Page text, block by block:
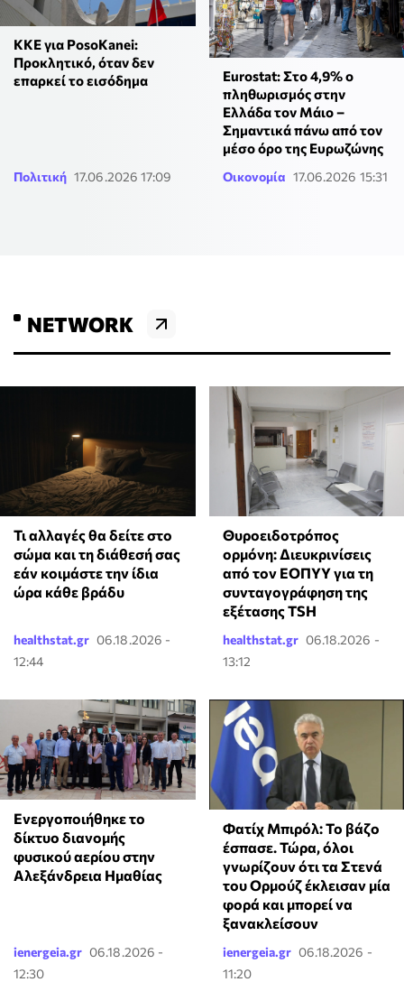
ΚΚΕ για PosoKanei:
Προκλητικό, όταν δεν
επαρκεί το εισόδημα
Πολιτική 17.06.2026 17:09
Eurostat: Στο 4,9% ο
πληθωρισμός στην
Ελλάδα τον Μάιο –
Σημαντικά πάνω από τον
μέσο όρο της Ευρωζώνης
Οικονομία 17.06.2026 15:31
NETWORK
Τι αλλαγές θα δείτε στο
σώμα και τη διάθεσή σας
εάν κοιμάστε την ίδια
ώρα κάθε βράδυ
healthstat.gr 06.18.2026 -
12:44
Θυροειδοτρόπος
ορμόνη: Διευκρινίσεις
από τον ΕΟΠΥΥ για τη
συνταγογράφηση της
εξέτασης TSH
healthstat.gr 06.18.2026 -
13:12
Ενεργοποιήθηκε το
δίκτυο διανομής
φυσικού αερίου στην
Αλεξάνδρεια Ημαθίας
ienergeia.gr 06.18.2026 -
12:30
Φατίχ Μπιρόλ: Το βάζο
έσπασε. Τώρα, όλοι
γνωρίζουν ότι τα Στενά
του Ορμούζ έκλεισαν μία
φορά και μπορεί να
ξανακλείσουν
ienergeia.gr 06.18.2026 -
11:20